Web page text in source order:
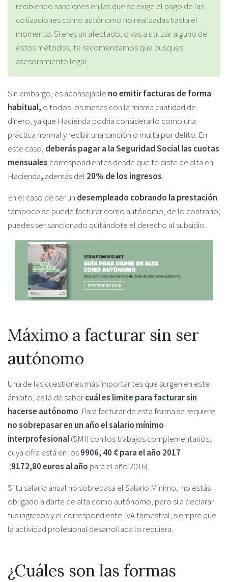
recibiendo sanciones en las que se exige el pago de las
cotizaciones como autónomo no realizadas hasta el
momento. Si eres un afectado, o vas a utilizar alguno de
estos métodos, te recomendamos que busques
asesoramiento legal.
Sin embargo, es aconsejable no emitir facturas de forma
habitual, o todos los meses con la misma cantidad de
dinero, ya que Hacienda podría considerarlo como una
práctica normal y recibir una sanción o multa por delito. En
este caso, deberás pagar a la Seguridad Social las cuotas
mensuales correspondientes desde que te diste de alta en
Hacienda, además del 20% de los ingresos.
En el caso de ser un desempleado cobrando la prestación
tampoco se puede facturar como autónomo, de lo contrario,
puedes ser sancionado quitándote el derecho al subsidio.
Máximo a facturar sin ser
autónomo
Una de las cuestiones más importantes que surgen en este
ámbito, es la de sabercuál es limite para facturar sin
hacerse autónomo. Para facturar de esta forma se requiere
no sobrepasar en un año el salario mínimo
interprofesional(SMI) con los trabajos complementarios,
cuya cifra está en los9906, 40 € para el año 2017
(9172,80 euros al año para el año 2016).
Si tu salario anual no sobrepasa el Salario Mínimo, no estás
obligado a darte de alta como autónomo, pero sí a declarar
tus ingresos y el correspondiente IVA trimestral, siempre que
la actividad profesional desarrollada lo requiera.
¿Cuáles son las formas